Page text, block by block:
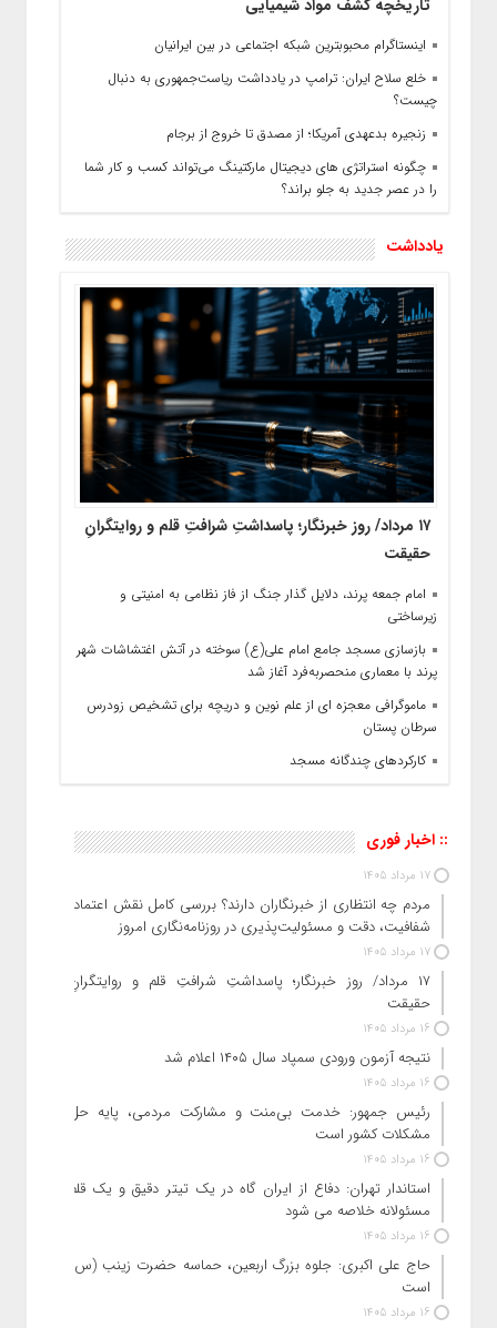
تاریخچه کشف مواد شیمیایی
اینستاگرام محبوبترین شبکه اجتماعی در بین ایرانیان
خلع سلاح ایران: ترامپ در یادداشت ریاست‌جمهوری‌ به دنبال
چیست؟
زنجیره بدعهدی آمریکا؛ از مصدق تا خروج از برجام
چگونه استراتژی های دیجیتال مارکتینگ می‌تواند کسب و کار شما
را در عصر جدید به جلو براند؟
یادداشت
۱۷ مرداد/ روز خبرنگار؛ پاسداشتِ شرافتِ قلم و روایتگرانِ
حقیقت
امام جمعه پرند، دلایل گذار جنگ از فاز نظامی به امنیتی و
زیرساختی
بازسازی مسجد جامع امام علی(ع) سوخته در آتش اغتشاشات شهر
پرند با معماری منحصربه‌فرد آغاز شد
ماموگرافی معجزه ای از علم نوین و دریچه برای تشخیص زودرس
سرطان پستان
کارکردهای چندگانه مسجد
:: اخبار فوری
17 مرداد 1405
مردم چه انتظاری از خبرنگاران دارند؟ بررسی کامل نقش اعتماد،
شفافیت، دقت و مسئولیت‌پذیری در روزنامه‌نگاری امروز
17 مرداد 1405
۱۷ مرداد/ روز خبرنگار؛ پاسداشتِ شرافتِ قلم و روایتگرانِ
حقیقت
16 مرداد 1405
نتیجه آزمون ورودی سمپاد سال ۱۴۰۵ اعلام شد
16 مرداد 1405
رئیس جمهور: خدمت بی‌منت و مشارکت مردمی، پایه حل
مشکلات کشور است
16 مرداد 1405
استاندار تهران: دفاع از ایران گاه در یک تیتر دقیق و یک قلم
مسئولانه خلاصه می شود
16 مرداد 1405
حاج‌ علی‌ اکبری: جلوه بزرگ اربعین، حماسه حضرت زینب (س)
است
16 مرداد 1405